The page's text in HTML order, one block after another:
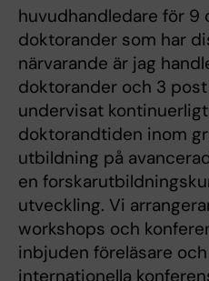
huvudhandledare för 9
doktorander som har
närvarande är jag
doktorander och 3
undervisat
doktorandtiden inom
utbildning på
en
utveckling. Vi
workshops och
inbjuden föreläsare
internationella